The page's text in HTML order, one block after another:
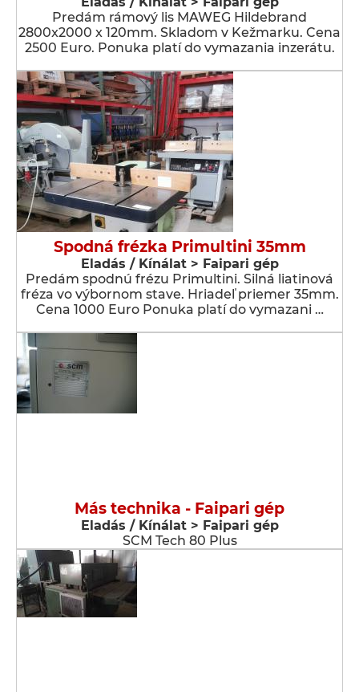
Predám rámový lis MAWEG Hildebrand
2800x2000 x 120mm. Skladom v Kežmarku. Cena
2500 Euro. Ponuka platí do vymazania inzerátu.
Spodná frézka Primultini 35mm
Eladás / Kínálat > Faipari gép
Predám spodnú frézu Primultini. Silná liatinová
fréza vo výbornom stave. Hriadeľ priemer 35mm.
Cena 1000 Euro Ponuka platí do vymazani …
Más technika - Faipari gép
Eladás / Kínálat > Faipari gép
SCM Tech 80 Plus